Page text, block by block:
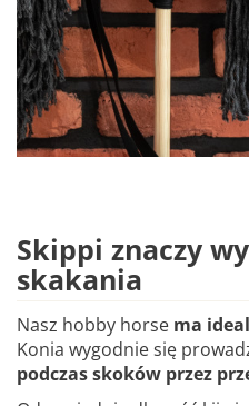
Skippi znaczy
skakania
Nasz hobby horse ma
Konia wygodnie się
podczas skoków przez